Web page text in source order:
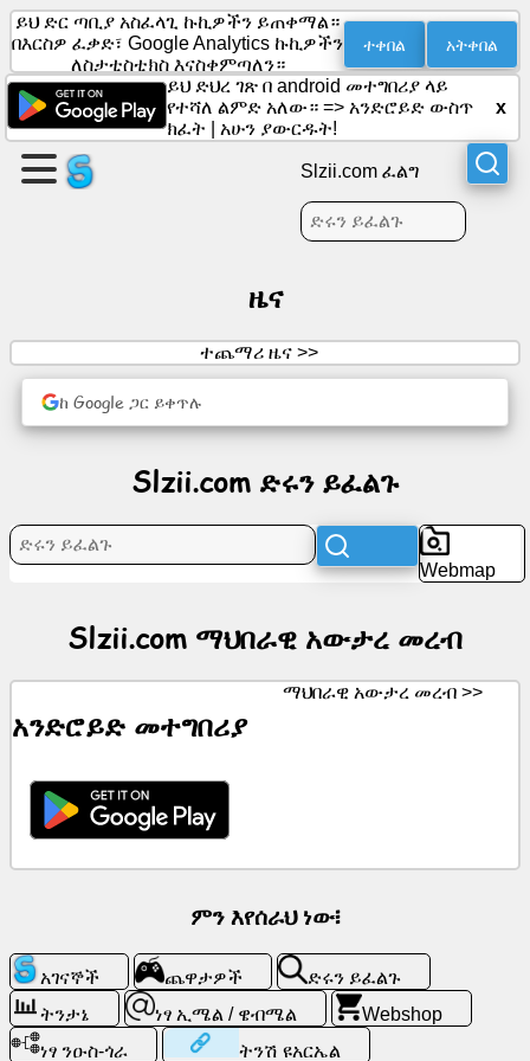
ገጽ
ፍጠር
ቡድን
መረብ
ውይይት
ድሩን
ይፈልጉ
ይህ ድር ጣቢያ አስፈላጊ ኩኪዎችን ይጠቀማል።
በእርስዎ ፈቃድ፣ Google Analytics ኩኪዎችን
ለስታቲስቲክስ እናስቀምጣለን።
ተቀበል አትቀበል
ይህ ድህረ ገጽ በ android መተግበሪያ ላይ
የተሻለ ልምድ አለው። => አንድሮይድ ውስጥ
ክፈት
አሁን ያውርዱት!
x
Slzii.com ፈልግ
ዜና
ተጨማሪ ዜና >>
ከ Google ጋር ይቀጥሉ
Slzii.com ድሩን ይፈልጉ
Webmap
Slzii.com ማህበራዊ አውታረ መረብ
አንድሮይድ መተግበሪያ
ማህበራዊ አውታረ መረብ >>
ምን እየሰራህ ነው፧
አገናኞች ጨዋታዎች
ድሩን ይፈልጉ
ትንታኔ
ነፃ ኢሜል / ዌብሜል
Webshop
ነፃ ንዑስ-ጎራ
ትንሽ ዩአርኤል